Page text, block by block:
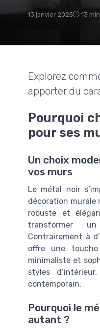
13 janvier 2025 13
Explorez
apporter du
Pourquoi
pour ses
Un choix
vos murs
Le métal noir
décoration murale
robuste et
transformer
Contrairement à
offre une
minimaliste et
styles
contemporain.
Pourquoi le
autant ?